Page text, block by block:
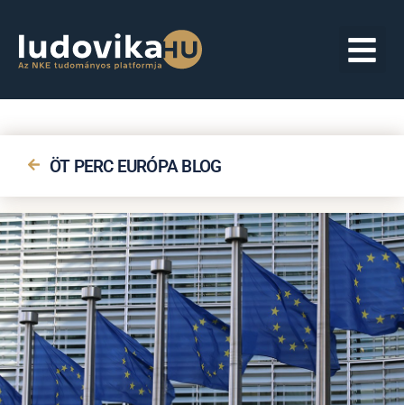
ÖT PERC EURÓPA BLOG